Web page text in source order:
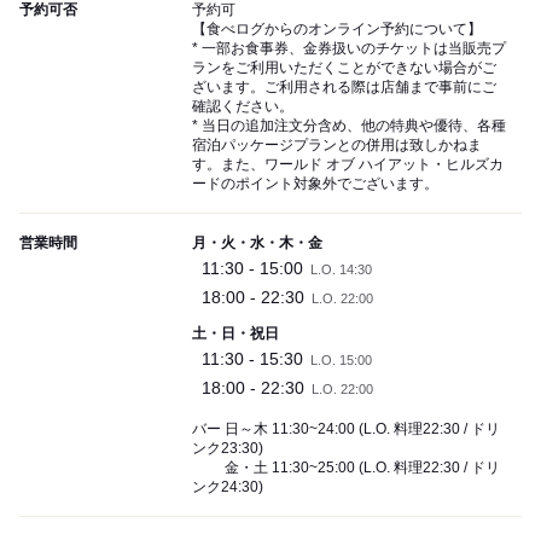
予約可否
予約可
【食べログからのオンライン予約について】
* 一部お食事券、金券扱いのチケットは当販売プ
ランをご利用いただくことができない場合がご
ざいます。ご利用される際は店舗まで事前にご
確認ください。
* 当日の追加注文分含め、他の特典や優待、各種
宿泊パッケージプランとの併用は致しかねま
す。また、ワールド オブ ハイアット・ヒルズカ
ードのポイント対象外でございます。
営業時間 月・火・水・木・金
11:30 - 15:00 L.O. 14:30
18:00 - 22:30 L.O. 22:00
土・日・祝日
11:30 - 15:30 L.O. 15:00
18:00 - 22:30 L.O. 22:00
バー 日～木 11:30~24:00 (L.O. 料理22:30 / ドリ
ンク23:30)
金・土 11:30~25:00 (L.O. 料理22:30 / ドリ
ンク24:30)